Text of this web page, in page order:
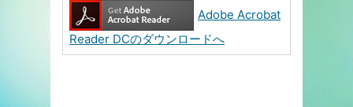
Adobe Acrobat
Reader DCのダウンロードへ